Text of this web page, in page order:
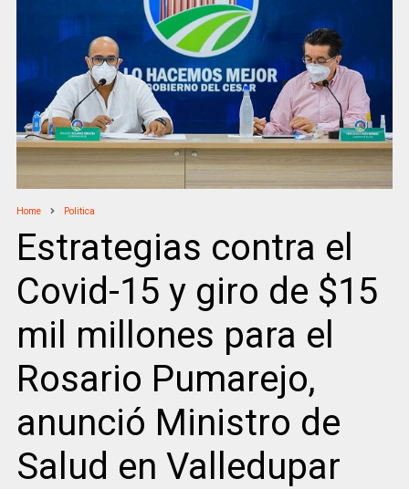
Home Politica
Estrategias contra el
Covid-15 y giro de $15
mil millones para el
Rosario Pumarejo,
anunció Ministro de
Salud en Valledupar